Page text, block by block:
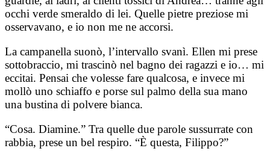
occhi verde smeraldo di lei. Quelle pietre preziose mi
osservavano, e io non me ne accorsi.
La campanella suonò, l’intervallo svanì. Ellen mi prese
sottobraccio, mi trascinò nel bagno dei ragazzi e io… mi
eccitai. Pensai che volesse fare qualcosa, e invece mi
mollò uno schiaffo e porse sul palmo della sua mano
una bustina di polvere bianca.
“Cosa. Diamine.” Tra quelle due parole sussurrate con
rabbia, prese un bel respiro. “È questa, Filippo?”